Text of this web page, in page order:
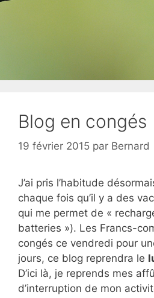
Blog en congés
19 février 2015 par Bernard
J’ai pris l’habitude
chaque fois qu’il y a des
qui me permet de «
batteries »). Les Francs-
congés ce vendredi pour
jours, ce blog reprendra le
D’ici là, je reprends mes
d’interruption de mon